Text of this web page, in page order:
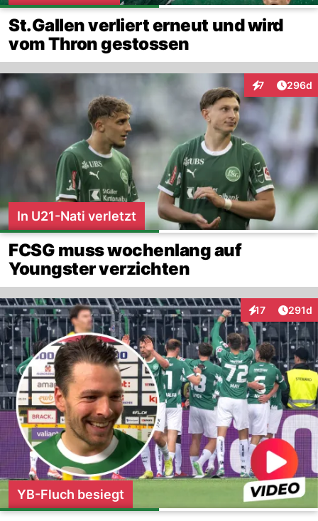
St.Gallen verliert erneut und wird
vom Thron gestossen
7
Interaktionen
296d
In U21-Nati verletzt
FCSG muss wochenlang auf
Youngster verzichten
17
Interaktionen
291d
YB-Fluch besiegt